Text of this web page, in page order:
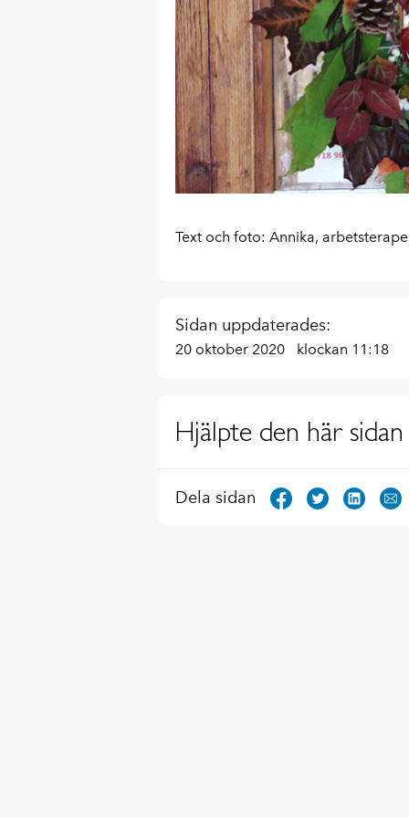
Text och foto: Annika,
Sidan uppdaterades:
20 oktober 2020 klockan 11:18
Hjälpte den här sidan
Dela sidan